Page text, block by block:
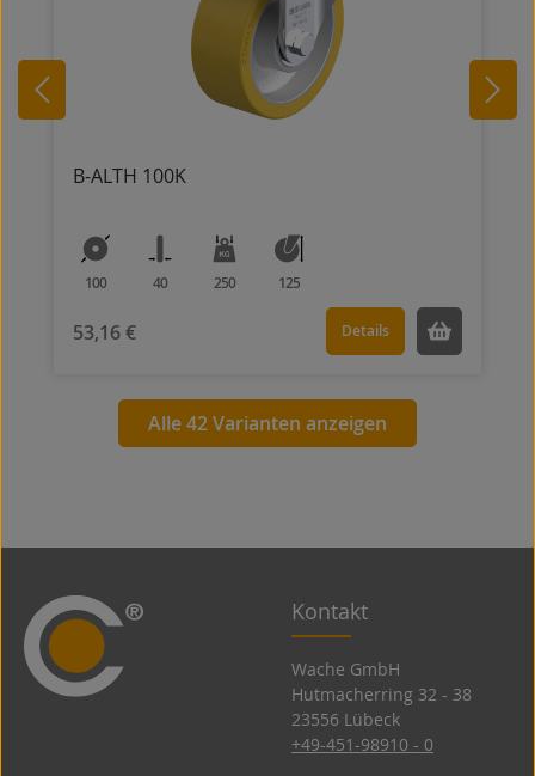
B-ALTH 100K
100 40 250 125
53,16 € Details
Alle 42 Varianten anzeigen
Kontakt
Wache GmbH
Hutmacherring 32 ­- 38
23556 Lübeck
+49-451-98910 - 0